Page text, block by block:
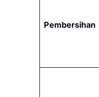
Pembersihan